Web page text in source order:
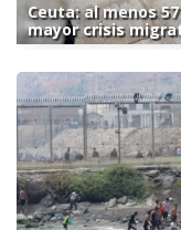
Ceuta: al menos
mayor crisis